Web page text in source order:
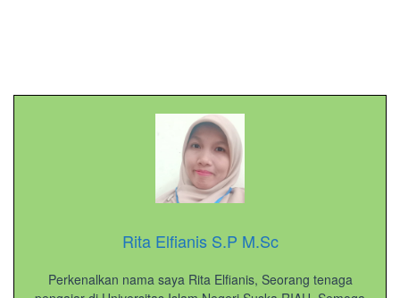
Rita Elfianis S.P M.Sc
Perkenalkan nama saya Rita Elfianis, Seorang tenaga